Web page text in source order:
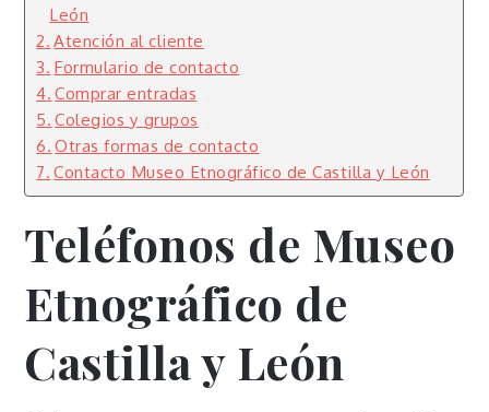
León
Atención al cliente
Formulario de contacto
Comprar entradas
Colegios y grupos
Otras formas de contacto
Contacto Museo Etnográfico de Castilla y León
Teléfonos de Museo
Etnográfico de
Castilla y León